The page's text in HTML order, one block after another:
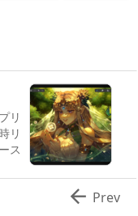
リ
リ
ス
 Prev